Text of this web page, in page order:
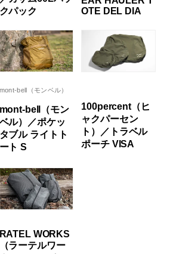
クパック
OTE DEL DIA
mont-bell（モンベル）
mont-bell（モン
ベル）／ポケッ
タブル ライトト
ート S
100percent（ヒ
ャクパーセン
ト）／トラベル
ポーチ VISA
RATEL WORKS
（ラーテルワー